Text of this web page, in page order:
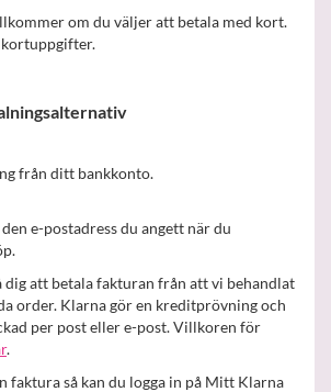
om du väljer att betala med kort.
från ditt bankkonto.
e-postadress du angett när du
dig att betala fakturan från att vi behandlat
order. Klarna gör en kreditprövning och
per post eller e-post. Villkoren för
.
faktura så kan du logga in på Mitt Klarna